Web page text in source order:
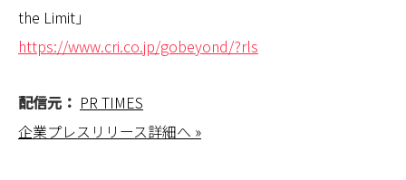
the Limit」
https://www.cri.co.jp/gobeyond/?rls
配信元： PR TIMES
企業プレスリリース詳細へ »